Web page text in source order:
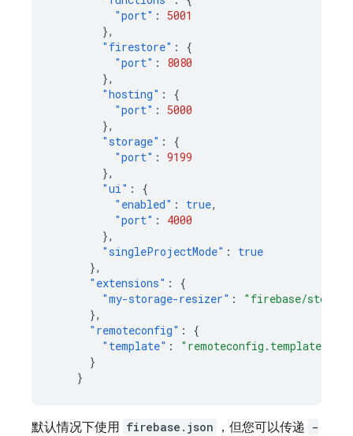
"port" :
5001
},
"firestore" :
{
"port" :
8080
},
"hosting" :
{
"port" :
5000
},
"storage" :
{
"port" : 9199
},
"ui" :
{
"enabled" : true,
"port" :
4000
},
"singleProjectMode" :
true
},
"extensions" :
{
"my-storage-resizer" :
"firebase/
},
"remoteconfig" :
{
"template" :
}
}
默认情况下使用 firebase.json ，但您可以传递 -